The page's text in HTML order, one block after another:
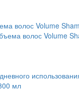
волос Volume
мл